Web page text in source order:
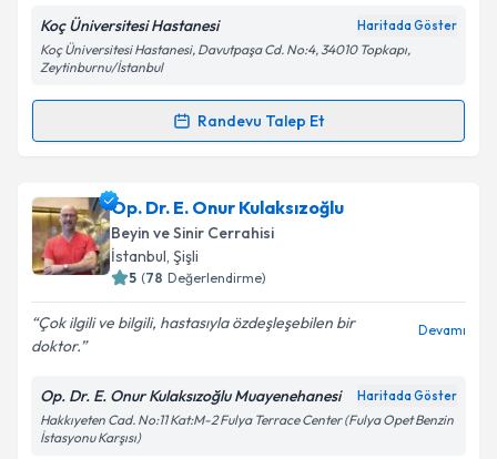
Kişisel verilerimin işlenmesine ilişkinAydınlatma
'ni okudum ve kişisel verilerimin belirtilen
kapsamda işlenmesini kabul ediyorum.
Takvim Talebini Gönder
Koç Üniversitesi Hastanesi Haritada Göster
Koç Üniversitesi Hastanesi, Davutpaşa Cd. No:4, 34010 Topkapı,
Zeytinburnu/İstanbul
Randevu Talep Et
Randevu Takvimi Talebi
Doç. Dr. Göktuğ Akyoldaşiçin randevu takvimi talebi
oluşturun. Size bu uzmandan randevu almanız için bir
takvim hazırlandığında e-posta ile bilgilendireceğiz.
Kişisel verilerimin işlenmesine ilişkin
Aydınlatma
Metni'ni okudum ve kişisel verilerimin belirtilen
kapsamda işlenmesini kabul ediyorum.
Op. Dr. E. Onur Kulaksızoğlu
Beyin ve Sinir Cerrahisi
İstanbul, Şişli
5 (78 Değerlendirme)
Çok ilgili ve bilgili, hastasıyla özdeşleşebilen bir
doktor.
Devamı
Op. Dr. E. Onur Kulaksızoğlu Muayenehanesi Haritada Göster
Hakkıyeten Cad. No:11 Kat:M-2 Fulya Terrace Center (Fulya Opet Benzin
İstasyonu Karşısı)